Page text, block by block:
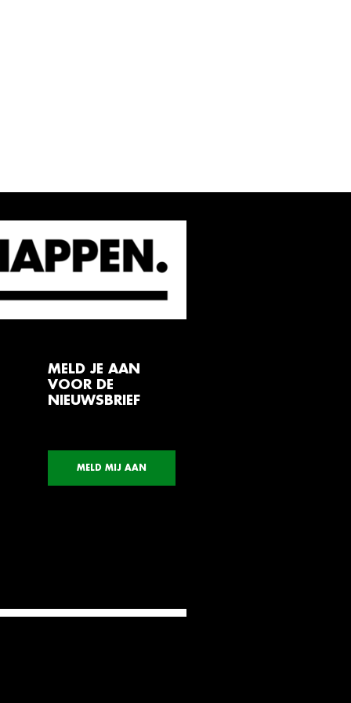
MELD JE AAN
VOOR DE
NIEUWSBRIEF
MELD MIJ AAN